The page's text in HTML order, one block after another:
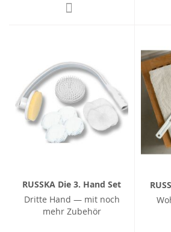
RUSSKA Die 3. Hand Set
Dritte Hand — mit noch
mehr Zubehör